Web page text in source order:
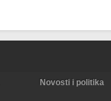
Novosti i politika